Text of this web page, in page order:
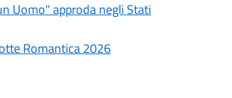
Uomo" approda negli Stati
Romantica 2026